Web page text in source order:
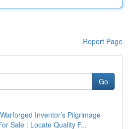
Report Page
Go
Inventor’s Pilgrimage
Sale : Locate Quality F...